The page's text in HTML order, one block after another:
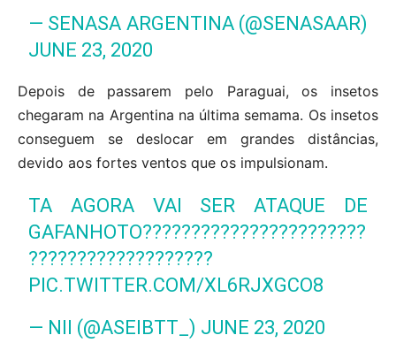
— SENASA ARGENTINA (@SENASAAR)
JUNE 23, 2020
Depois de passarem pelo Paraguai, os insetos
chegaram na Argentina na última semama. Os insetos
conseguem se deslocar em grandes distâncias,
devido aos fortes ventos que os impulsionam.
TA AGORA VAI SER ATAQUE DE
GAFANHOTO???????????????????????
???????????????????
PIC.TWITTER.COM/XL6RJXGCO8
— NII (@ASEIBTT_) JUNE 23, 2020